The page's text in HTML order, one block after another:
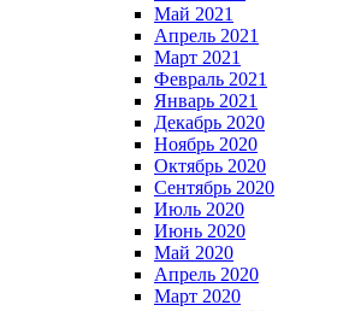
Май 2021
Апрель 2021
Март 2021
Февраль 2021
Январь 2021
Декабрь 2020
Ноябрь 2020
Октябрь 2020
Сентябрь 2020
Июль 2020
Июнь 2020
Май 2020
Апрель 2020
Март 2020